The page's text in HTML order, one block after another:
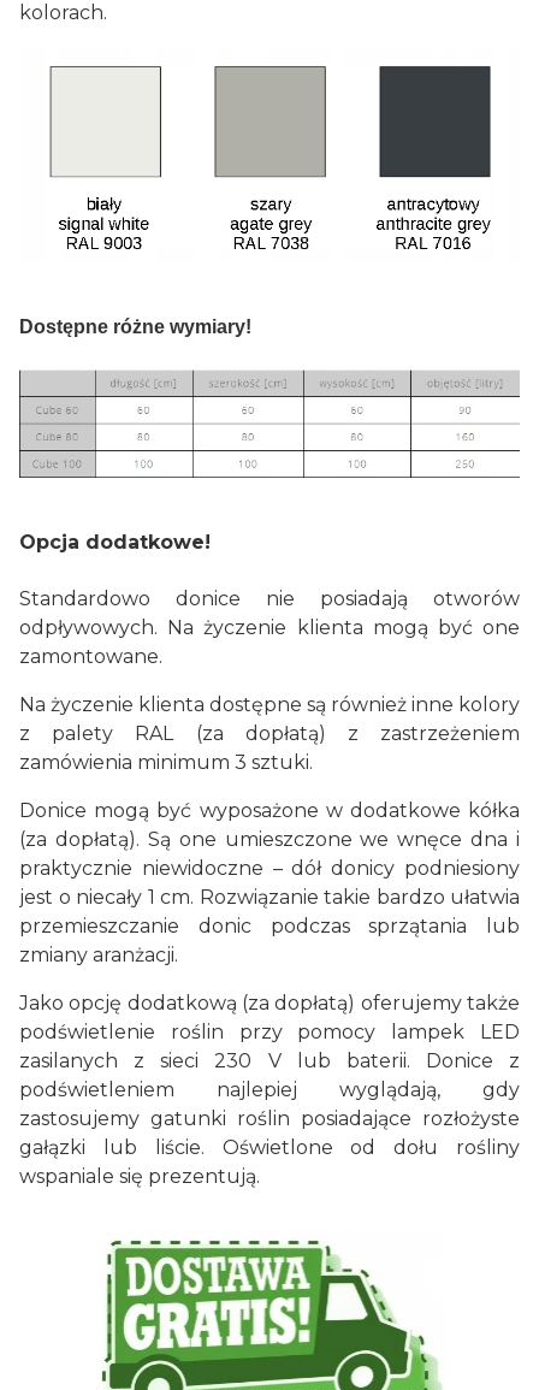
kolorach.
Dostępne różne wymiary!
Opcja dodatkowe!
Standardowo donice nie posiadają otworów
odpływowych. Na życzenie klienta mogą być one
zamontowane.
Na życzenie klienta dostępne są również inne kolory
z palety RAL (za dopłatą) z zastrzeżeniem
zamówienia minimum 3 sztuki.
Donice mogą być wyposażone w dodatkowe kółka
(za dopłatą). Są one umieszczone we wnęce dna i
praktycznie niewidoczne – dół donicy podniesiony
jest o niecały 1 cm. Rozwiązanie takie bardzo ułatwia
przemieszczanie donic podczas sprzątania lub
zmiany aranżacji.
Jako opcję dodatkową (za dopłatą) oferujemy także
podświetlenie roślin przy pomocy lampek LED
zasilanych z sieci 230 V lub baterii. Donice z
podświetleniem najlepiej wyglądają, gdy
zastosujemy gatunki roślin posiadające rozłożyste
gałązki lub liście. Oświetlone od dołu rośliny
wspaniale się prezentują.